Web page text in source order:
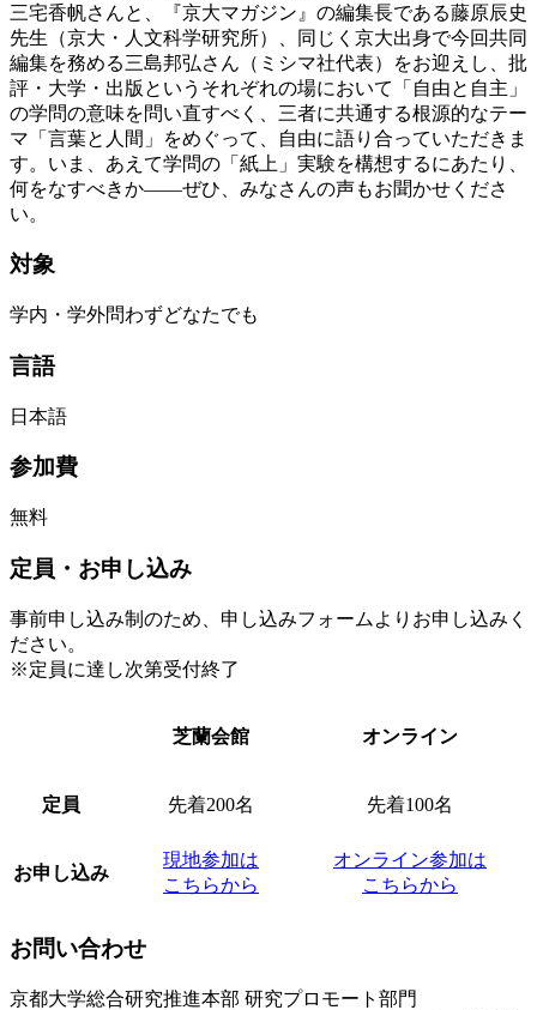
三宅香帆さんと、『京大マガジン』の編集長である藤原辰史
先生（京大・人文科学研究所）、同じく京大出身で今回共同
編集を務める三島邦弘さん（ミシマ社代表）をお迎えし、批
評・大学・出版というそれぞれの場において「自由と自主」
の学問の意味を問い直すべく、三者に共通する根源的なテー
マ「言葉と人間」をめぐって、自由に語り合っていただきま
す。いま、あえて学問の「紙上」実験を構想するにあたり、
何をなすべきか――ぜひ、みなさんの声もお聞かせくださ
い。
対象
学内・学外問わずどなたでも
言語
日本語
参加費
無料
定員・お申し込み
事前申し込み制のため、申し込みフォームよりお申し込みく
ださい。
※定員に達し次第受付終了
芝蘭会館 オンライン
定員 先着200名 先着100名
お申し込み
現地参加は
こちらから
オンライン参加は
こちらから
お問い合わせ
京都大学総合研究推進本部 研究プロモート部門